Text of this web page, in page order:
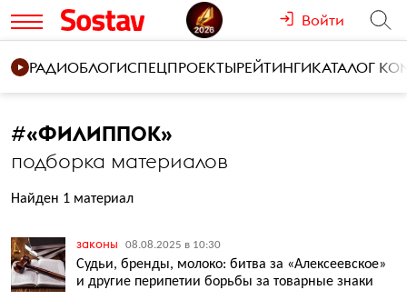
Войти
РАДИОБЛОГИСПЕЦПРОЕКТЫРЕЙТИНГИКАТАЛОГ
#«ФИЛИППОК»
подборка материалов
Найден 1 материал
законы 08.08.2025 в 10:30
Судьи, бренды, молоко: битва за «Алексеевское»
и другие перипетии борьбы за товарные знаки